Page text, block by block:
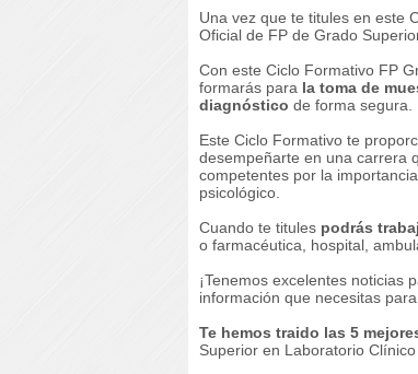
Una vez que te titules en este
Oficial de FP de Grado
Con este Ciclo Formativo FP
formarás para la toma de
diagnóstico de forma segura.
Este Ciclo Formativo te
desempeñarte en una carrera
competentes por la
psicológico.
Cuando te titules podrás
o farmacéutica, hospital,
¡Tenemos excelentes noticias
información que necesitas
Te hemos traido las 5
Superior en Laboratorio